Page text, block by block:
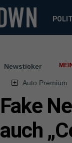
Newsticker
Auto Premium
Fake
auch